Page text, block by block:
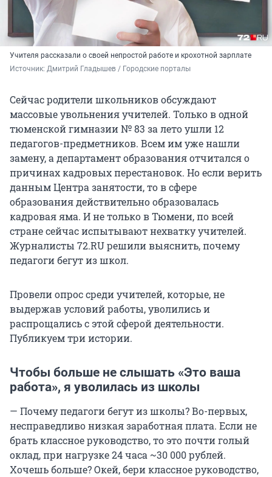
Учителя рассказали о своей непростой работе и крохотной зарплате
Источник: Дмитрий Гладышев / Городские порталы
Сейчас родители школьников обсуждают
массовые увольнения учителей. Только в одной
тюменской гимназии № 83 за лето ушли 12
педагогов-предметников. Всем им уже нашли
замену, а департамент образования отчитался о
причинах кадровых перестановок. Но если верить
данным Центра занятости, то в сфере
образования действительно образовалась
кадровая яма. И не только в Тюмени, по всей
стране сейчас испытывают нехватку учителей.
Журналисты 72.RU решили выяснить, почему
педагоги бегут из школ.
Провели опрос среди учителей, которые, не
выдержав условий работы, уволились и
распрощались с этой сферой деятельности.
Публикуем три истории.
Чтобы больше не слышать «Это ваша
работа», я уволилась из школы
— Почему педагоги бегут из школы? Во-первых,
несправедливо низкая заработная плата. Если не
брать классное руководство, то это почти голый
оклад, при нагрузке 24 часа ~30 000 рублей.
Хочешь больше? Окей, бери классное руководство,